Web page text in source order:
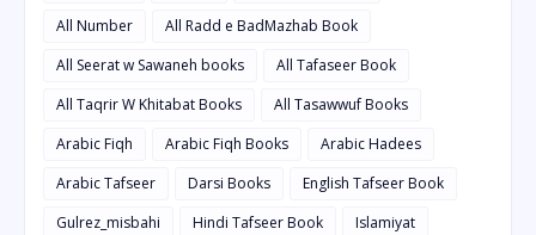
All Number
All Radd e BadMazhab Book
All Seerat w Sawaneh books
All Tafaseer Book
All Taqrir W Khitabat Books
All Tasawwuf Books
Arabic Fiqh
Arabic Fiqh Books
Arabic Hadees
Arabic Tafseer
Darsi Books
English Tafseer Book
Gulrez_misbahi
Hindi Tafseer Book
Islamiyat